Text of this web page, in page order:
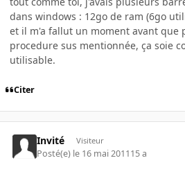
dans windows : 12go de ram (6go
et il m'a fallut un moment avant que
procedure sus mentionnée, ça soie
utilisable.
Citer
Invité Visiteur
Posté(e) le 16 mai 201115 a